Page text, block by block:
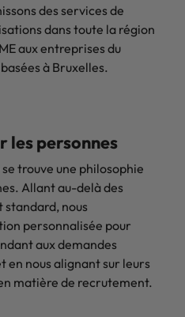
des services de
dans toute la région
aux entreprises du
à Bruxelles.
les personnes
trouve une philosophie
Allant au-delà des
nous
personnalisée pour
aux demandes
en nous alignant sur leurs
matière de recrutement.